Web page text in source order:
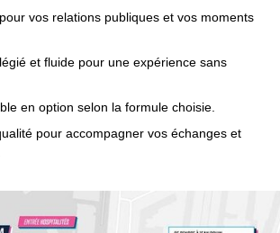
vos relations publiques et vos moments
et fluide pour une expérience sans
en option selon la formule choisie.
pour accompagner vos échanges et